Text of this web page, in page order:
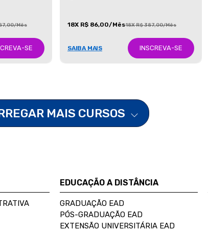
Mês
SE
18X R$ 86,00/Mês18X R$ 387,00/Mês
SAIBA MAIS INSCREVA-SE
MAIS CURSOS
EDUCAÇÃO A DISTÂNCIA
GRADUAÇÃO EAD
PÓS-GRADUAÇÃO EAD
EXTENSÃO UNIVERSITÁRIA EAD